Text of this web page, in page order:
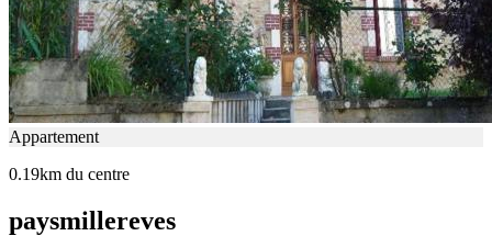
Appartement
0.19km du centre
paysmillereves